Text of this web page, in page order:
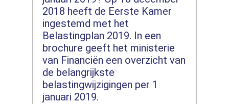
2018 heeft de Eerste Kamer
ingestemd met het
Belastingplan 2019. In een
brochure geeft het ministerie
van Financiën een overzicht van
de belangrijkste
belastingwijzigingen per 1
januari 2019.